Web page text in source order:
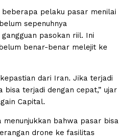
beberapa pelaku pasar menilai
sepenuhnya
pasokan riil. Ini
benar-benar melejit ke
dari Iran. Jika terjadi
bisa terjadi dengan cepat,” ujar
Capital.
menunjukkan bahwa pasar bisa
drone ke fasilitas